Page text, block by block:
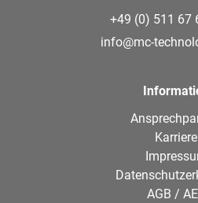
+49 (0) 511 67
info@mc-
Karriere
AGB /